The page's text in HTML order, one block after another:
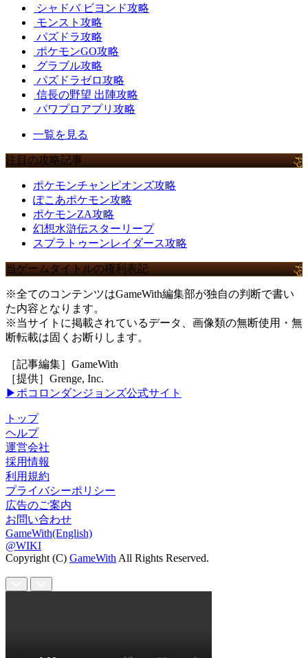
シャドバ ビヨンド攻略
モンスト攻略
パズドラ攻略
ポケモンGO攻略
グラブル攻略
パズドラゼロ攻略
信長の野望 出陣攻略
パワプロアプリ攻略
一覧を見る
注目の攻略記事
ポケモンチャンピオンズ攻略
ぽこあポケモン攻略
ポケモンZA攻略
幻想水滸伝スターリープ
スプラトゥーンレイダース攻略
当ゲームタイトルの権利表記
※全てのコンテンツはGameWith編集部が独自の判断で書い
た内容となります。
※当サイトに掲載されているデータ、画像類の無断使用・無
断転載は固くお断りします。
［記事編集］GameWith
［提供］Grenge, Inc.
▶ポコロンダンジョンズ公式サイト
トップ
ヘルプ
運営会社
採用情報
利用規約
プライバシーポリシー
広告のご案内
お問い合わせ
GameWith(English)
@WIKI
Copyright (C) GameWith All Rights Reserved.